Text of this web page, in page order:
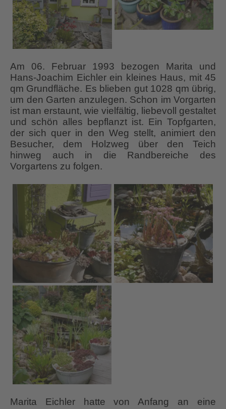
Am 06. Februar 1993 bezogen Marita und
Hans-Joachim Eichler ein kleines Haus, mit 45
qm Grundfläche. Es blieben gut 1028 qm übrig,
um den Garten anzulegen. Schon im Vorgarten
ist man erstaunt, wie vielfältig, liebevoll gestaltet
und schön alles bepflanzt ist. Ein Topfgarten,
der sich quer in den Weg stellt, animiert den
Besucher, dem Holzweg über den Teich
hinweg auch in die Randbereiche des
Vorgartens zu folgen.
Marita Eichler hatte von Anfang an eine